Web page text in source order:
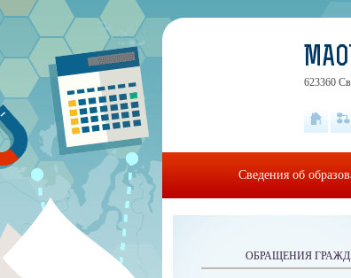
ОБРАЩЕНИЯ
623360
Сведения об